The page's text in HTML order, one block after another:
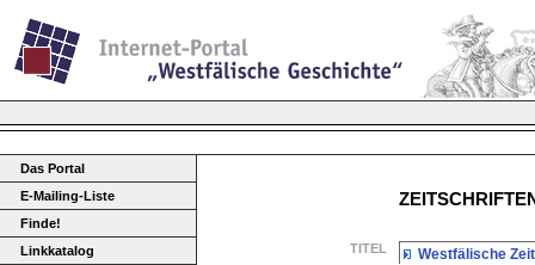
Das Portal
E-Mailing-Liste
Finde!
Linkkatalog
TITEL Westfälische